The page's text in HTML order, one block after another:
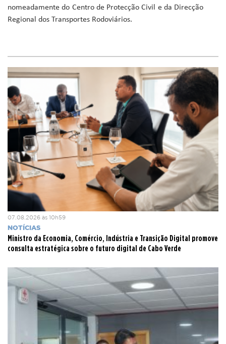
nomeadamente do Centro de Protecção Civil e da Direcção
Regional dos Transportes Rodoviários.
07.08.2026 às 10h59
NOTÍCIAS
Ministro da Economia, Comércio, Indústria e Transição Digital promove
consulta estratégica sobre o futuro digital de Cabo Verde